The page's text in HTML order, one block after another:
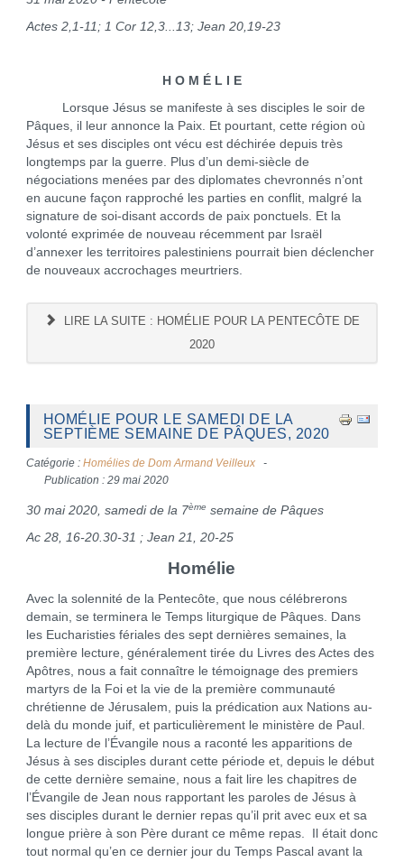
Actes 2,1-11; 1 Cor 12,3...13; Jean 20,19-23
H O M É L I E
Lorsque Jésus se manifeste à ses disciples le soir de
Pâques, il leur annonce la Paix. Et pourtant, cette région où
Jésus et ses disciples ont vécu est déchirée depuis très
longtemps par la guerre. Plus d’un demi-siècle de
négociations menées par des diplomates chevronnés n’ont
en aucune façon rapproché les parties en conflit, malgré la
signature de soi-disant accords de paix ponctuels. Et la
volonté exprimée de nouveau récemment par Israël
d’annexer les territoires palestiniens pourrait bien déclencher
de nouveaux accrochages meurtriers.
LIRE LA SUITE : HOMÉLIE POUR LA PENTECÔTE DE
2020
HOMÉLIE POUR LE SAMEDI DE LA
SEPTIÈME SEMAINE DE PÂQUES, 2020
Catégorie : Homélies de Dom Armand Veilleux
Publication : 29 mai 2020
30 mai 2020, samedi de la 7ème semaine de Pâques
Ac 28, 16-20.30-31 ; Jean 21, 20-25
Homélie
Avec la solennité de la Pentecôte, que nous célébrerons
demain, se terminera le Temps liturgique de Pâques. Dans
les Eucharisties fériales des sept dernières semaines, la
première lecture, généralement tirée du Livres des Actes des
Apôtres, nous a fait connaître le témoignage des premiers
martyrs de la Foi et la vie de la première communauté
chrétienne de Jérusalem, puis la prédication aux Nations au-
delà du monde juif, et particulièrement le ministère de Paul.
La lecture de l’Évangile nous a raconté les apparitions de
Jésus à ses disciples durant cette période et, depuis le début
de cette dernière semaine, nous a fait lire les chapitres de
l’Évangile de Jean nous rapportant les paroles de Jésus à
ses disciples durant le dernier repas qu’il prit avec eux et sa
longue prière à son Père durant ce même repas. Il était donc
tout normal qu’en ce dernier jour du Temps Pascal avant la